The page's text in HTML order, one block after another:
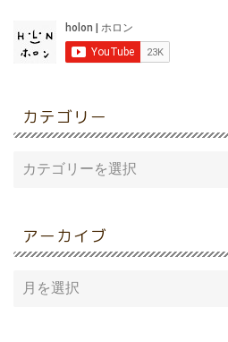
カテゴリー
アーカイブ